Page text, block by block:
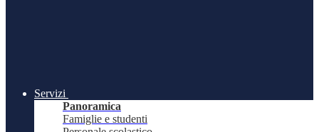
Servizi
Panoramica
Famiglie e studenti